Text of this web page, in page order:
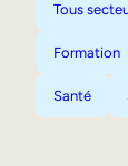
Tous
Formation
Santé